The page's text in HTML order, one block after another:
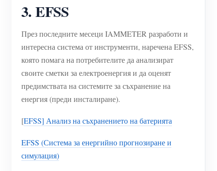
3. EFSS
През последните месеци IAMMETER разработи и
интересна система от инструменти, наречена EFSS,
която помага на потребителите да анализират
своите сметки за електроенергия и да оценят
предимствата на системите за съхранение на
енергия (преди инсталиране).
[EFSS] Анализ на съхранението на батерията
EFSS (Система за енергийно прогнозиране и
симулация)